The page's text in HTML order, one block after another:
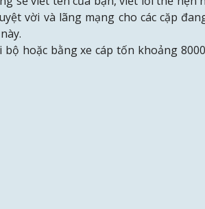
vời và lãng mạng cho các cặp
hoặc bằng xe cáp tốn khoảng